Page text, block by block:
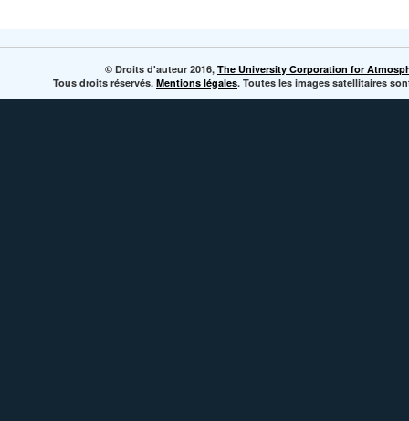
© Droits d'auteur 2016, The University Corporation for
Tous droits réservés. Mentions légales. Toutes les images satellitaires